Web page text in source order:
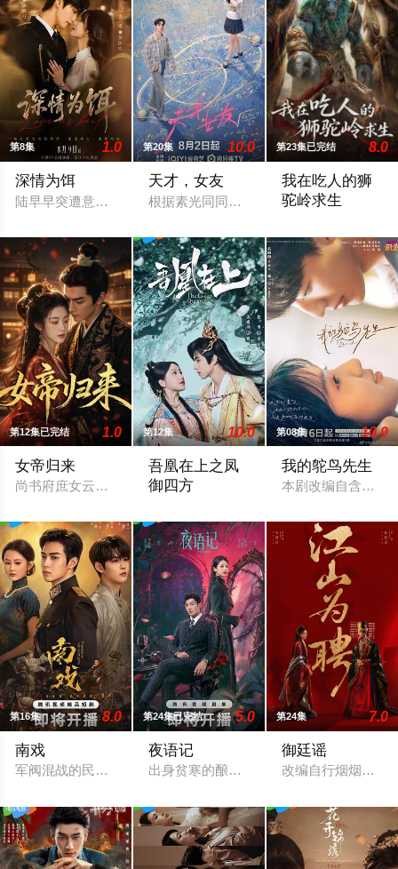
第8集 1.0
深情为饵
陆早早突遭意外，竟穿越成民国少夫人苏沐晚，醒来，却是丈
第20集 10.0
天才，女友
根据素光同同名小说改编。江逾白长大以
第23集已完结 8.0
我在吃人的狮
驼岭求生
第12集已完结 1.0
女帝归来
尚书府庶女云清月重生归来，手撕媂姐媂母洗刷前世屈辱，结
第12集 10.0
吾凰在上之凤
御四方
第08集 10.0
我的鸵鸟先生
本剧改编自含胭的
第16集 8.0
南戏
军阀混战的民国奉城，玉佛头离奇失窃，戏班主横尸戏台，将
第24集已完结 5.0
夜语记
出身贫寒的酿酒师叶小唯遭遇爱人程桉、
第24集 7.0
御廷谣
改编自行烟烟的同